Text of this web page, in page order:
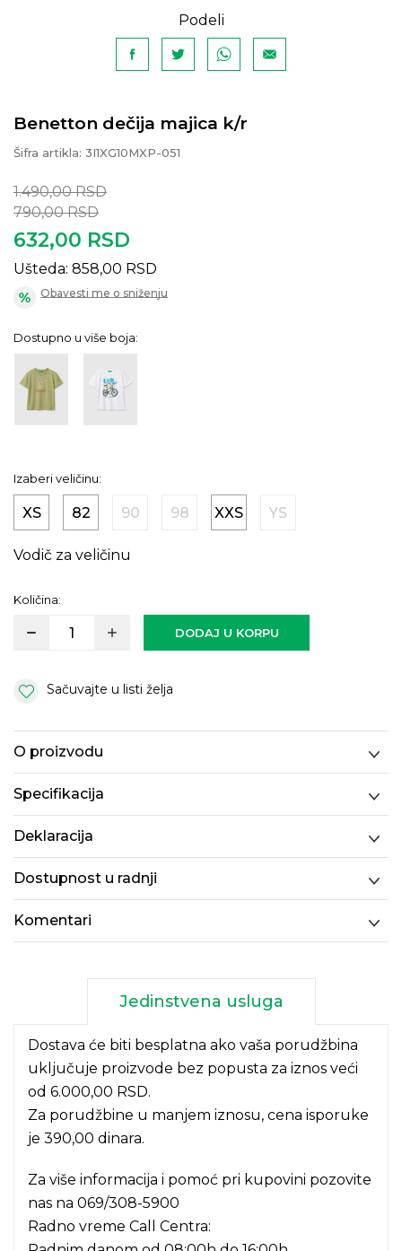
Podeli
Benetton dečija majica k/r
Šifra artikla: 3I1XG10MXP-051
1.490,00 RSD
790,00 RSD
632,00 RSD
Ušteda: 858,00 RSD
Obavesti me o sniženju
Dostupno u više boja:
Izaberi veličinu:
XS 82 90 98 XXS YS
Vodič za veličinu
Količina:
DODAJ U KORPU
Sačuvajte u listi želja
O proizvodu
Specifikacija
Deklaracija
Dostupnost u radnji
Komentari
Jedinstvena usluga
Dostava će biti besplatna ako vaša porudžbina
uključuje proizvode bez popusta za iznos veći
od 6.000,00 RSD.
Za porudžbine u manjem iznosu, cena isporuke
je 390,00 dinara.
Za više informacija i pomoć pri kupovini pozovite
nas na 069/308-5900
Radno vreme Call Centra: